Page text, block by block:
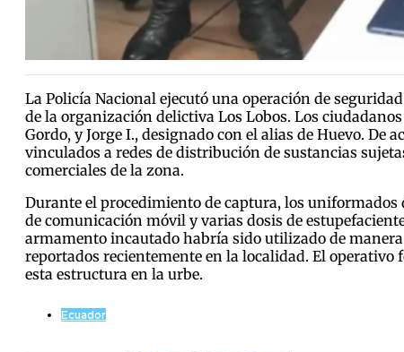
La Policía Nacional ejecutó una operación de
de la organización delictiva Los Lobos. Los
Gordo, y Jorge I., designado con el alias de Huevo.
vinculados a redes de distribución de sustancias
comerciales de la zona.
Durante el procedimiento de captura, los
de comunicación móvil y varias dosis de
armamento incautado habría sido utilizado de
reportados recientemente en la localidad. El
esta estructura en la urbe.
Ecuador